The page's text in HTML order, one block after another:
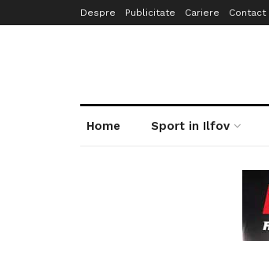
Despre Publicitate Cariere Contact
Home Sport in Ilfov